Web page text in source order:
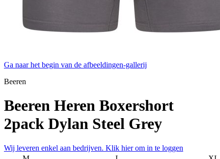
Ga naar het begin van de afbeeldingen-gallerij
Beeren
Beeren Heren Boxershort
2pack Dylan Steel Grey
Wij leveren enkel aan bedrijven. Klik hier om in te loggen